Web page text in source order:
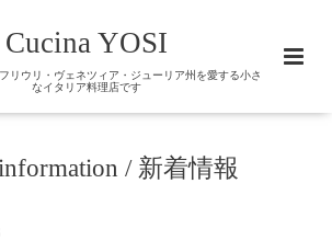
Cucina YOSI
リウリ・ヴェネツィア・ジューリア州を愛する小さ
なイタリア料理店です
/ 新着情報